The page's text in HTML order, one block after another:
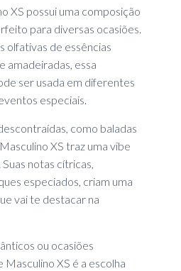
XS possui uma composição
para diversas ocasiões.
olfativas de essências
amadeiradas, essa
ser usada em diferentes
especiais.
como baladas
XS traz uma vibe
notas cítricas,
especiados, criam uma
vai te destacar na
ou ocasiões
Masculino XS é a escolha